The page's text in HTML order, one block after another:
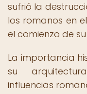
sufrió la
los romanos en
el comienzo de
La importancia
su
influencias